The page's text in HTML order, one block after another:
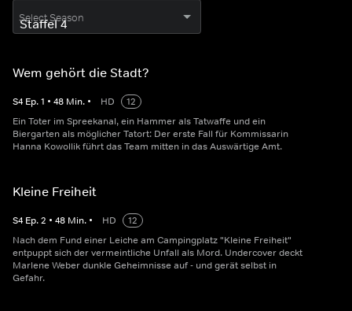
Select Season
Wem gehört die Stadt?
S4 Ep.1 • 48 Min. • HD
12
Ein Toter im Spreekanal, ein Hammer als Tatwaffe und ein
Biergarten als möglicher Tatort: Der erste Fall für Kommissarin
Hanna Kowollik führt das Team mitten in das Auswärtige Amt.
Kleine Freiheit
S4 Ep.2 • 48 Min. • HD
12
Nach dem Fund einer Leiche am Campingplatz "Kleine Freiheit"
entpuppt sich der vermeintliche Unfall als Mord. Undercover deckt
Marlene Weber dunkle Geheimnisse auf - und gerät selbst in
Gefahr.